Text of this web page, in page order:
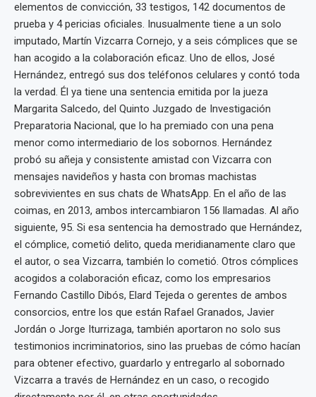
elementos de convicción, 33 testigos, 142 documentos de
prueba y 4 pericias oficiales. Inusualmente tiene a un solo
imputado, Martín Vizcarra Cornejo, y a seis cómplices que se
han acogido a la colaboración eficaz. Uno de ellos, José
Hernández, entregó sus dos teléfonos celulares y contó toda
la verdad. Él ya tiene una sentencia emitida por la jueza
Margarita Salcedo, del Quinto Juzgado de Investigación
Preparatoria Nacional, que lo ha premiado con una pena
menor como intermediario de los sobornos. Hernández
probó su añeja y consistente amistad con Vizcarra con
mensajes navideños y hasta con bromas machistas
sobrevivientes en sus chats de WhatsApp. En el año de las
coimas, en 2013, ambos intercambiaron 156 llamadas. Al año
siguiente, 95. Si esa sentencia ha demostrado que Hernández,
el cómplice, cometió delito, queda meridianamente claro que
el autor, o sea Vizcarra, también lo cometió. Otros cómplices
acogidos a colaboración eficaz, como los empresarios
Fernando Castillo Dibós, Elard Tejeda o gerentes de ambos
consorcios, entre los que están Rafael Granados, Javier
Jordán o Jorge Iturrizaga, también aportaron no solo sus
testimonios incriminatorios, sino las pruebas de cómo hacían
para obtener efectivo, guardarlo y entregarlo al sobornado
Vizcarra a través de Hernández en un caso, o recogido